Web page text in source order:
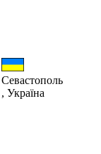
Севастополь
, Україна